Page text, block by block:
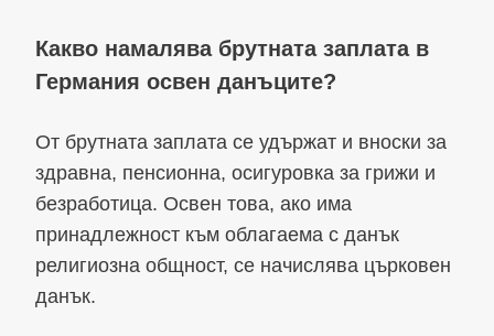
Какво намалява брутната заплата в
Германия освен данъците?
От брутната заплата се удържат и вноски за
здравна, пенсионна, осигуровка за грижи и
безработица. Освен това, ако има
принадлежност към облагаема с данък
религиозна общност, се начислява църковен
данък.